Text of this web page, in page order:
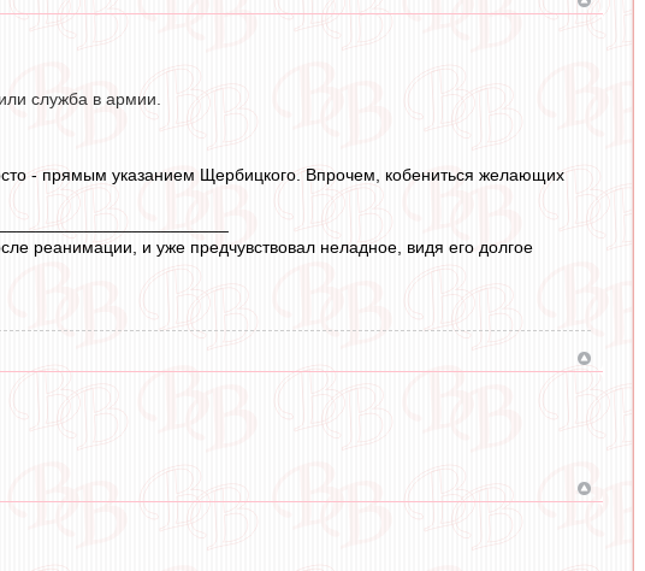
служба в армии.
- прямым указанием Щербицкого. Впрочем, кобениться желающих
реанимации, и уже предчувствовал неладное, видя его долгое